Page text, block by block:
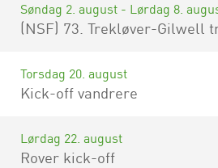
Søndag 2. august - Lørdag 8.
(NSF) 73. Trekløver-Gilwell
Torsdag 20. august
Kick-off vandrere
Lørdag 22. august
Rover kick-off